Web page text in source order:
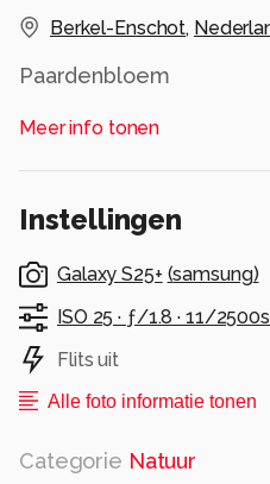
Berkel-Enschot,
Paardenbloem
Alle rechten voorbehouden
Meer info tonen
Instellingen
Galaxy S25+ (samsung)
ISO 25 · ƒ/1.8 · 11/2500s
Flits uit
Alle foto informatie tonen
Categorie Natuur